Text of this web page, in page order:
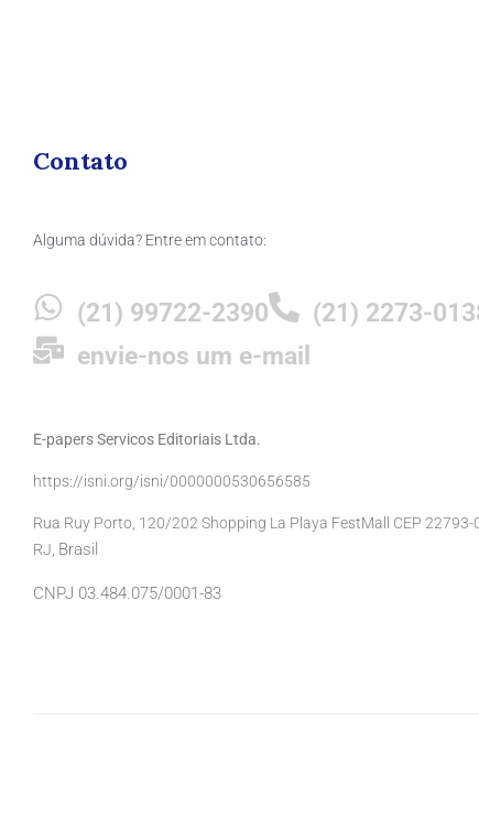
Contato
Alguma dúvida? Entre em contato:
(21) 99722-2390
(21) 2273-
envie-nos um e-mail
E-papers Servicos Editoriais Ltda.
https://isni.org/isni/0000000530656585
Rua Ruy Porto, 120/202 Shopping La Playa FestMall CEP
RJ, Brasil
CNPJ 03.484.075/0001-83